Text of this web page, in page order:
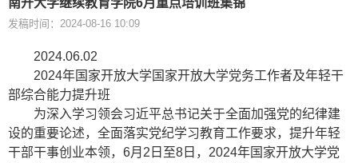
南开大学继续教育学院6月重点培训班集锦
发稿时间：2024-08-16 10:09
2024.06.02
2024年国家开放大学国家开放大学党务工作者及年轻干
部综合能力提升班
为深入学习领会习近平总书记关于全面加强党的纪律建
设的重要论述，全面落实党纪学习教育工作要求，提升年轻
干部干事创业本领，6月2日至8日，2024年国家开放大学党